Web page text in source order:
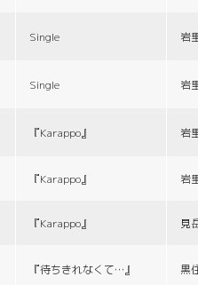
Single 岩
Single 岩
『Karappo』 岩
『Karappo』 岩
『Karappo』 見
『待ちきれなくて…』 黒